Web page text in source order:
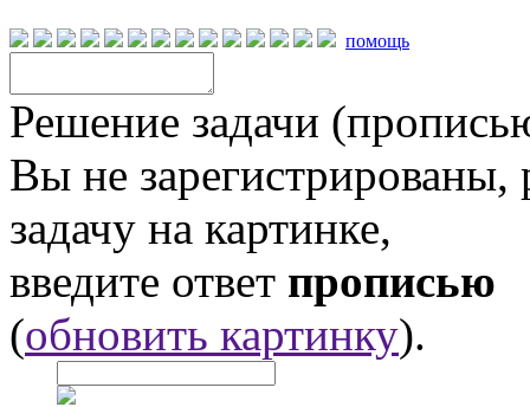
помощь
Решение задачи
Вы не
задачу на картинке,
введите ответ прописью
(обновить картинку).